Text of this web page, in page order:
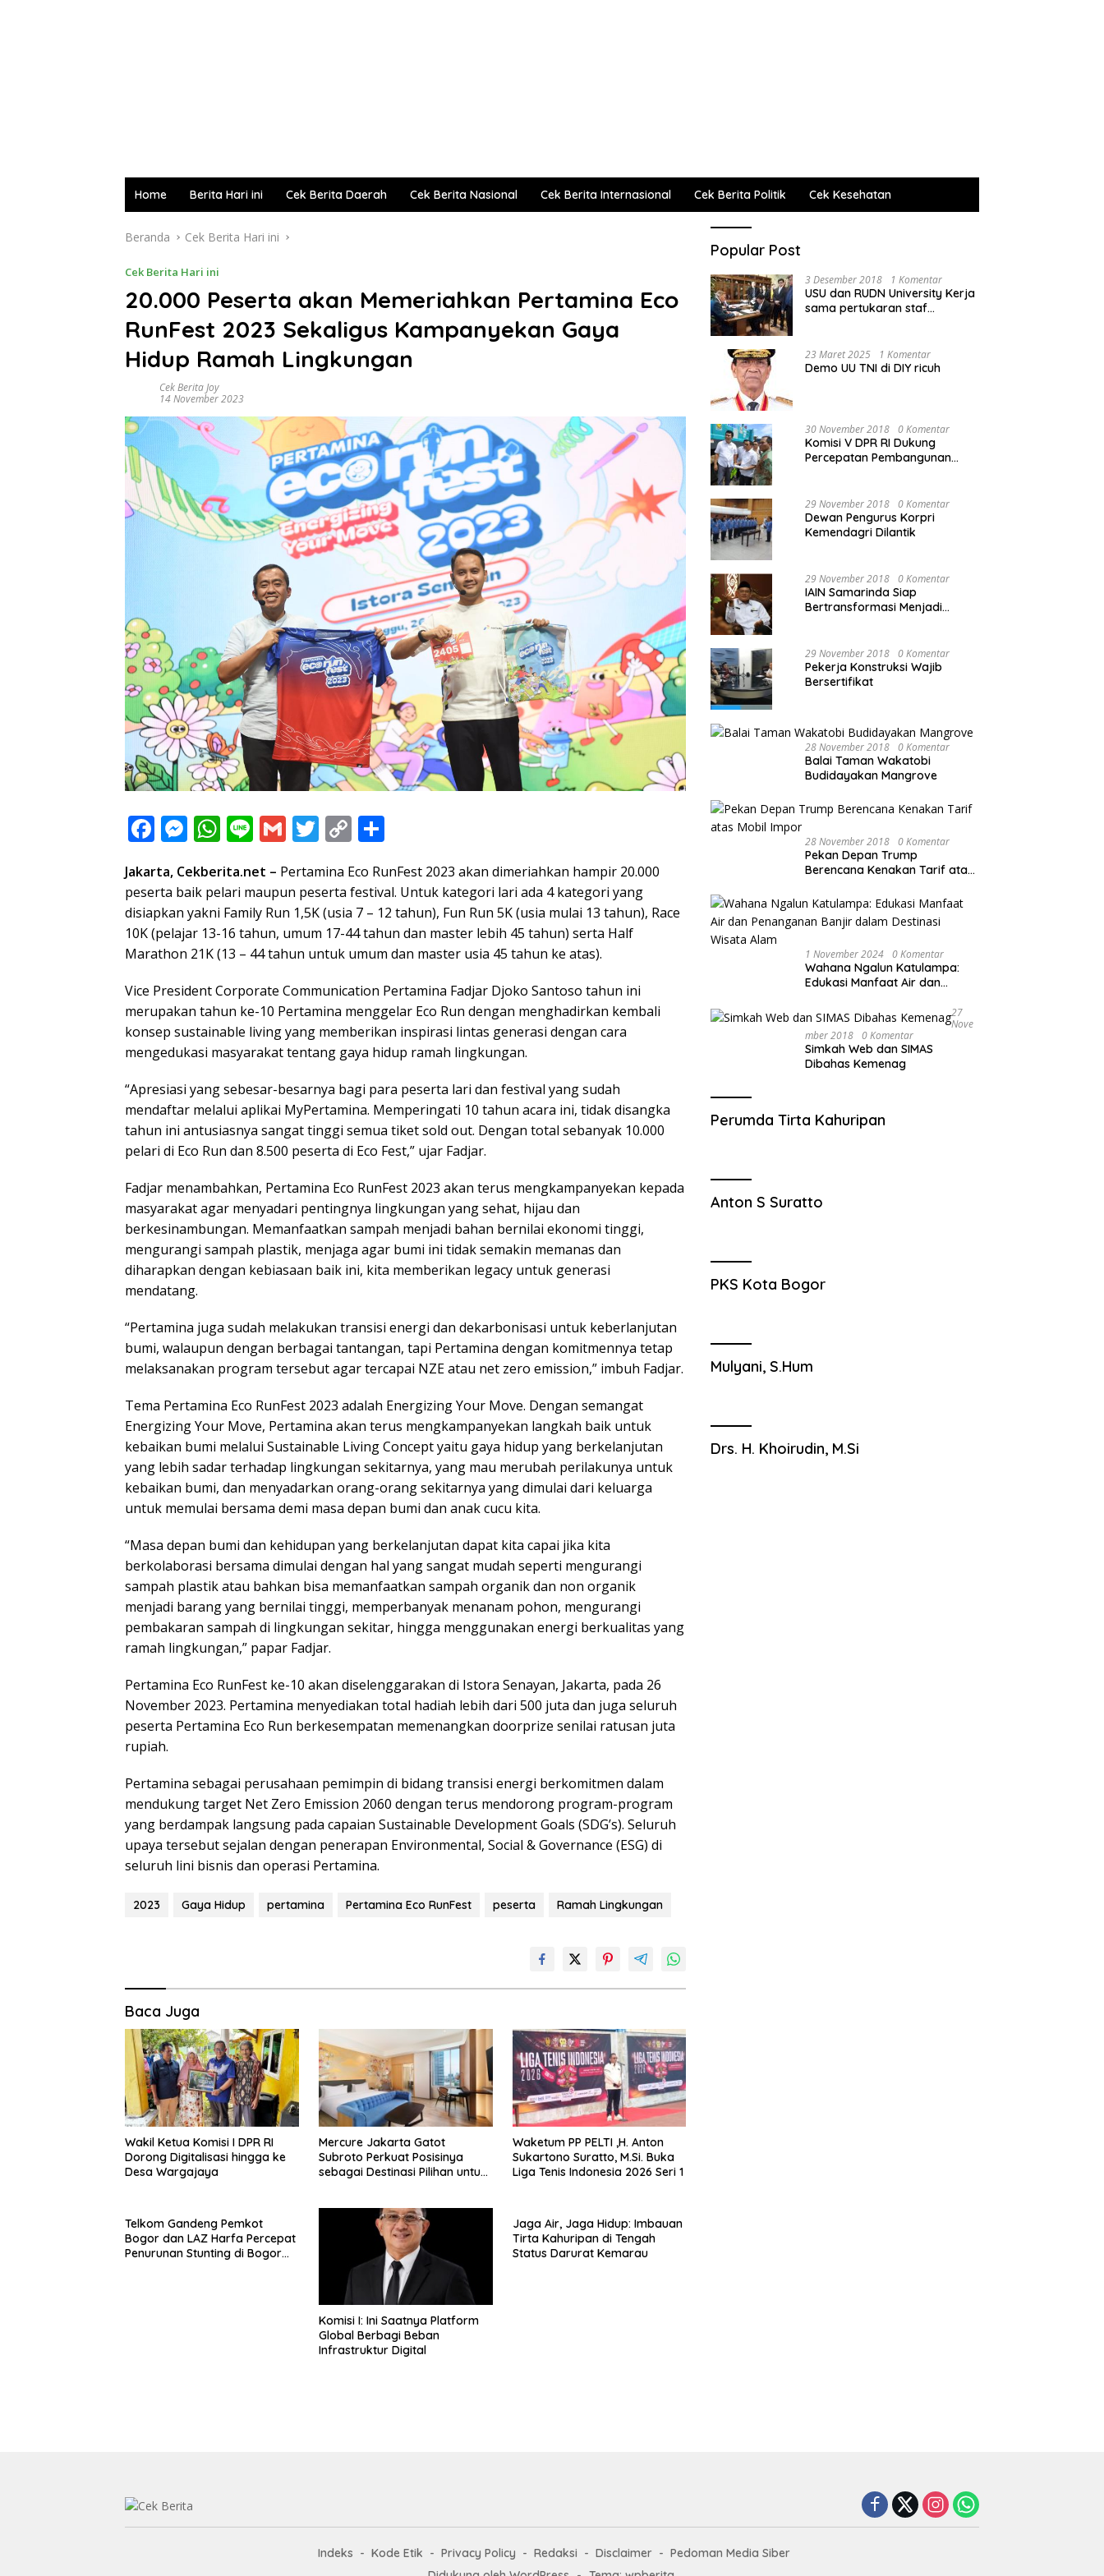
Home Berita Hari ini Cek Berita Daerah Cek Berita Nasional Cek Berita Internasional Cek Berita Politik Cek Kesehatan
Beranda Cek Berita Hari ini
Cek Berita Hari ini
20.000 Peserta akan Memeriahkan Pertamina Eco
RunFest 2023 Sekaligus Kampanyekan Gaya
Hidup Ramah Lingkungan
Cek Berita Joy
14 November 2023
F
e
b
o
o
k
M
ss
e
n
g
er
W
at
s
A
p
p
Li
e
G
ai
l
T
itt
er
C
p
y
Li
n
k
ar
e
Jakarta, Cekberita.net – Pertamina Eco RunFest 2023 akan dimeriahkan hampir 20.000
peserta baik pelari maupun peserta festival. Untuk kategori lari ada 4 kategori yang
disiapkan yakni Family Run 1,5K (usia 7 – 12 tahun), Fun Run 5K (usia mulai 13 tahun), Race
10K (pelajar 13-16 tahun, umum 17-44 tahun dan master lebih 45 tahun) serta Half
Marathon 21K (13 – 44 tahun untuk umum dan master usia 45 tahun ke atas).
Vice President Corporate Communication Pertamina Fadjar Djoko Santoso tahun ini
merupakan tahun ke-10 Pertamina menggelar Eco Run dengan menghadirkan kembali
konsep sustainable living yang memberikan inspirasi lintas generasi dengan cara
mengedukasi masyarakat tentang gaya hidup ramah lingkungan.
“Apresiasi yang sebesar-besarnya bagi para peserta lari dan festival yang sudah
mendaftar melalui aplikai MyPertamina. Memperingati 10 tahun acara ini, tidak disangka
tahun ini antusiasnya sangat tinggi semua tiket sold out. Dengan total sebanyak 10.000
pelari di Eco Run dan 8.500 peserta di Eco Fest,” ujar Fadjar.
Fadjar menambahkan, Pertamina Eco RunFest 2023 akan terus mengkampanyekan kepada
masyarakat agar menyadari pentingnya lingkungan yang sehat, hijau dan
berkesinambungan. Memanfaatkan sampah menjadi bahan bernilai ekonomi tinggi,
mengurangi sampah plastik, menjaga agar bumi ini tidak semakin memanas dan
diharapkan dengan kebiasaan baik ini, kita memberikan legacy untuk generasi
mendatang.
“Pertamina juga sudah melakukan transisi energi dan dekarbonisasi untuk keberlanjutan
bumi, walaupun dengan berbagai tantangan, tapi Pertamina dengan komitmennya tetap
melaksanakan program tersebut agar tercapai NZE atau net zero emission,” imbuh Fadjar.
Tema Pertamina Eco RunFest 2023 adalah Energizing Your Move. Dengan semangat
Energizing Your Move, Pertamina akan terus mengkampanyekan langkah baik untuk
kebaikan bumi melalui Sustainable Living Concept yaitu gaya hidup yang berkelanjutan
yang lebih sadar terhadap lingkungan sekitarnya, yang mau merubah perilakunya untuk
kebaikan bumi, dan menyadarkan orang-orang sekitarnya yang dimulai dari keluarga
untuk memulai bersama demi masa depan bumi dan anak cucu kita.
“Masa depan bumi dan kehidupan yang berkelanjutan dapat kita capai jika kita
berkolaborasi bersama dimulai dengan hal yang sangat mudah seperti mengurangi
sampah plastik atau bahkan bisa memanfaatkan sampah organik dan non organik
menjadi barang yang bernilai tinggi, memperbanyak menanam pohon, mengurangi
pembakaran sampah di lingkungan sekitar, hingga menggunakan energi berkualitas yang
ramah lingkungan,” papar Fadjar.
Pertamina Eco RunFest ke-10 akan diselenggarakan di Istora Senayan, Jakarta, pada 26
November 2023. Pertamina menyediakan total hadiah lebih dari 500 juta dan juga seluruh
peserta Pertamina Eco Run berkesempatan memenangkan doorprize senilai ratusan juta
rupiah.
Pertamina sebagai perusahaan pemimpin di bidang transisi energi berkomitmen dalam
mendukung target Net Zero Emission 2060 dengan terus mendorong program-program
yang berdampak langsung pada capaian Sustainable Development Goals (SDG’s). Seluruh
upaya tersebut sejalan dengan penerapan Environmental, Social & Governance (ESG) di
seluruh lini bisnis dan operasi Pertamina.
2023 Gaya Hidup pertamina Pertamina Eco RunFest peserta Ramah Lingkungan
Baca Juga
Wakil Ketua Komisi I DPR RI
Dorong Digitalisasi hingga ke
Desa Wargajaya
Mercure Jakarta Gatot
Subroto Perkuat Posisinya
sebagai Destinasi Pilihan untuk
Waketum PP PELTI ,H. Anton
Sukartono Suratto, M.Si. Buka
Liga Tenis Indonesia 2026 Seri 1
Telkom Gandeng Pemkot
Bogor dan LAZ Harfa Percepat
Penurunan Stunting di Bogor
Komisi I: Ini Saatnya Platform
Global Berbagi Beban
Infrastruktur Digital
Jaga Air, Jaga Hidup: Imbauan
Tirta Kahuripan di Tengah
Status Darurat Kemarau
Popular Post
3 Desember 2018 1 Komentar
USU dan RUDN University Kerja
sama pertukaran staf
23 Maret 2025 1 Komentar
Demo UU TNI di DIY ricuh
30 November 2018 0 Komentar
Komisi V DPR RI Dukung
Percepatan Pembangunan
29 November 2018 0 Komentar
Dewan Pengurus Korpri
Kemendagri Dilantik
29 November 2018 0 Komentar
IAIN Samarinda Siap
Bertransformasi Menjadi
29 November 2018 0 Komentar
Pekerja Konstruksi Wajib
Bersertifikat
28 November 2018 0 Komentar
Balai Taman Wakatobi
Budidayakan Mangrove
28 November 2018 0 Komentar
Pekan Depan Trump
Berencana Kenakan Tarif atas
1 November 2024 0 Komentar
Wahana Ngalun Katulampa:
Edukasi Manfaat Air dan
Destinasi Wisata Alam
27
Nove
Mber 2018
0 Komentar
Simkah Web dan SIMAS
Dibahas Kemenag
Perumda Tirta Kahuripan
Anton S Suratto
PKS Kota Bogor
Mulyani, S.Hum
Drs. H. Khoirudin, M.Si
Indeks Kode Etik Privacy Policy Redaksi Disclaimer
Pedoman Media Siber